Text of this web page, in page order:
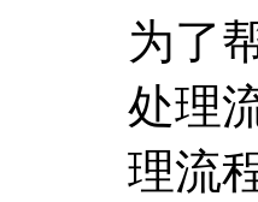
为了
处理
理流